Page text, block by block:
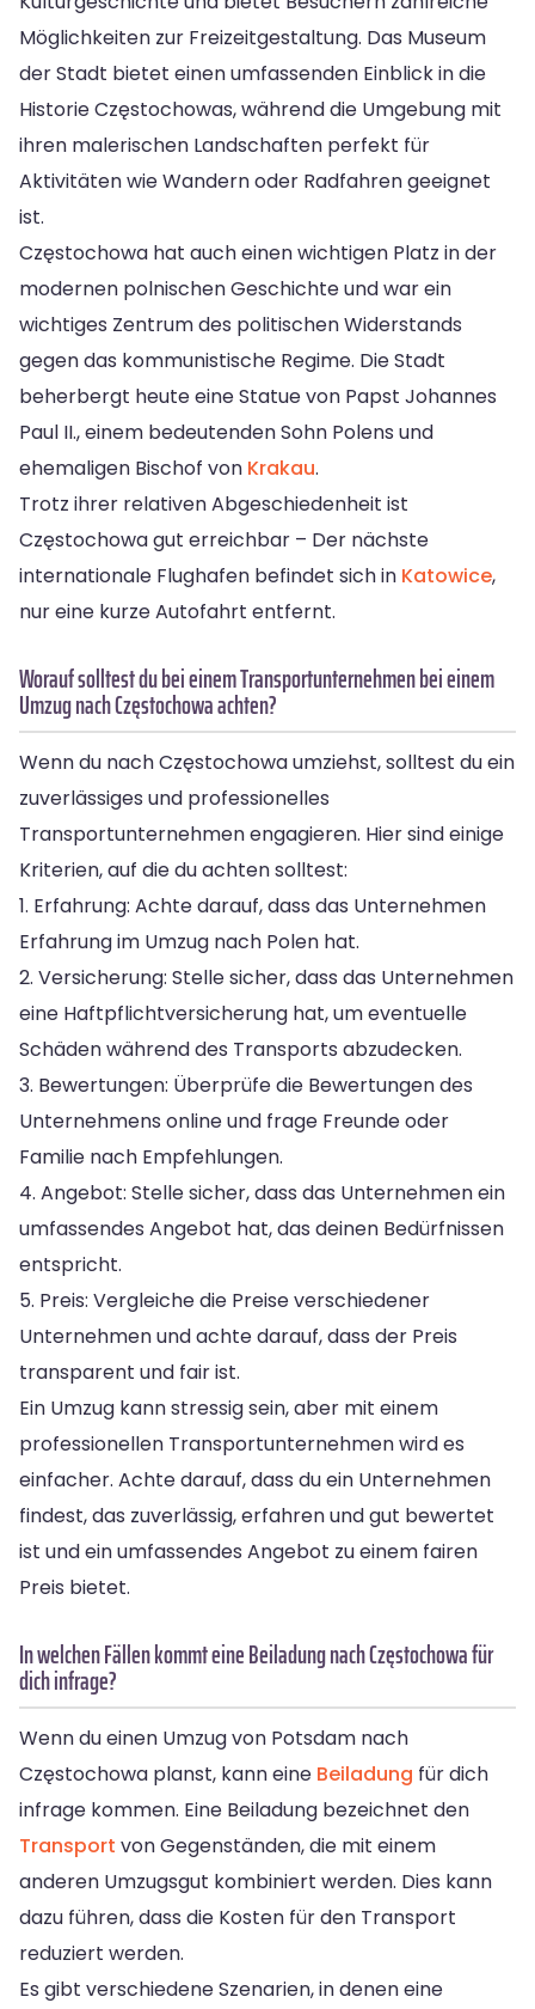
Möglichkeiten zur Freizeitgestaltung. Das Museum
der Stadt bietet einen umfassenden Einblick in die
Historie Częstochowas, während die Umgebung mit
ihren malerischen Landschaften perfekt für
Aktivitäten wie Wandern oder Radfahren geeignet
ist.
Częstochowa hat auch einen wichtigen Platz in der
modernen polnischen Geschichte und war ein
wichtiges Zentrum des politischen Widerstands
gegen das kommunistische Regime. Die Stadt
beherbergt heute eine Statue von Papst Johannes
Paul II., einem bedeutenden Sohn Polens und
ehemaligen Bischof von Krakau.
Trotz ihrer relativen Abgeschiedenheit ist
Częstochowa gut erreichbar – Der nächste
internationale Flughafen befindet sich in Katowice,
nur eine kurze Autofahrt entfernt.
Worauf solltest du bei einem Transportunternehmen bei einem
Umzug nach Częstochowa achten?
Wenn du nach Częstochowa umziehst, solltest du ein
zuverlässiges und professionelles
Transportunternehmen engagieren. Hier sind einige
Kriterien, auf die du achten solltest:
1. Erfahrung: Achte darauf, dass das Unternehmen
Erfahrung im Umzug nach Polen hat.
2. Versicherung: Stelle sicher, dass das Unternehmen
eine Haftpflichtversicherung hat, um eventuelle
Schäden während des Transports abzudecken.
3. Bewertungen: Überprüfe die Bewertungen des
Unternehmens online und frage Freunde oder
Familie nach Empfehlungen.
4. Angebot: Stelle sicher, dass das Unternehmen ein
umfassendes Angebot hat, das deinen Bedürfnissen
entspricht.
5. Preis: Vergleiche die Preise verschiedener
Unternehmen und achte darauf, dass der Preis
transparent und fair ist.
Ein Umzug kann stressig sein, aber mit einem
professionellen Transportunternehmen wird es
einfacher. Achte darauf, dass du ein Unternehmen
findest, das zuverlässig, erfahren und gut bewertet
ist und ein umfassendes Angebot zu einem fairen
Preis bietet.
In welchen Fällen kommt eine Beiladung nach Częstochowa für
dich infrage?
Wenn du einen Umzug von Potsdam nach
Częstochowa planst, kann eine Beiladung für dich
infrage kommen. Eine Beiladung bezeichnet den
Transport von Gegenständen, die mit einem
anderen Umzugsgut kombiniert werden. Dies kann
dazu führen, dass die Kosten für den Transport
reduziert werden.
Es gibt verschiedene Szenarien, in denen eine